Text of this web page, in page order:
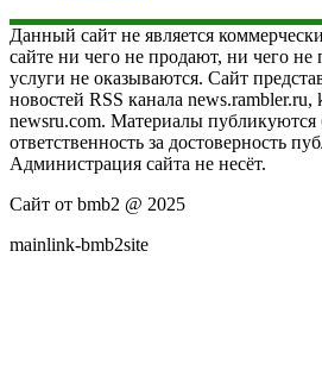
Данный сайт не является
сайте ни чего не продают, ни чего
услуги не оказываются. Сайт
новостей RSS канала news.rambler.ru,
newsru.com. Материалы публикуются
ответственность за достоверность
Администрация сайта не несёт.
Сайт от bmb2 @ 2025
mainlink-bmb2site